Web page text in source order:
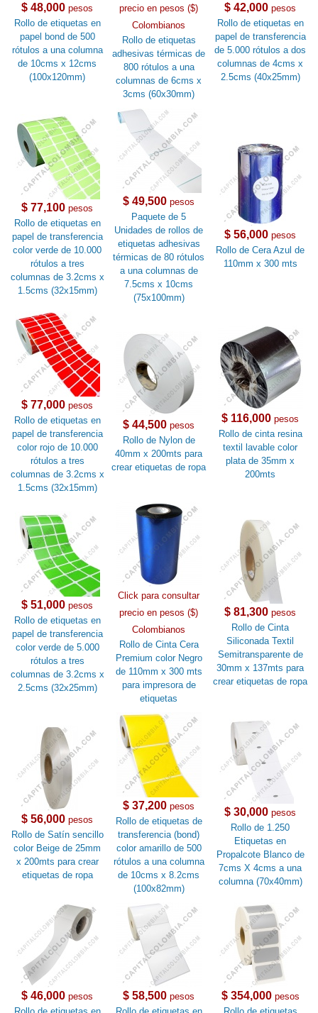
$ 48,000 pesos
Rollo de etiquetas en
papel bond de 500
rótulos a una columna
de 10cms x 12cms
(100x120mm)
precio en pesos ($)
Colombianos
Rollo de etiquetas
adhesivas térmicas de
800 rótulos a una
columnas de 6cms x
3cms (60x30mm)
$ 42,000 pesos
Rollo de etiquetas en
papel de transferencia
de 5.000 rótulos a dos
columnas de 4cms x
2.5cms (40x25mm)
$ 77,100 pesos
Rollo de etiquetas en
papel de transferencia
color verde de 10.000
rótulos a tres
columnas de 3.2cms x
1.5cms (32x15mm)
$ 49,500 pesos
Paquete de 5
Unidades de rollos de
etiquetas adhesivas
térmicas de 80 rótulos
a una columnas de
7.5cms x 10cms
(75x100mm)
$ 56,000 pesos
Rollo de Cera Azul de
110mm x 300 mts
$ 77,000 pesos
Rollo de etiquetas en
papel de transferencia
color rojo de 10.000
rótulos a tres
columnas de 3.2cms x
1.5cms (32x15mm)
$ 44,500 pesos
Rollo de Nylon de
40mm x 200mts para
crear etiquetas de ropa
$ 116,000 pesos
Rollo de cinta resina
textil lavable color
plata de 35mm x
200mts
$ 51,000 pesos
Rollo de etiquetas en
papel de transferencia
color verde de 5.000
rótulos a tres
columnas de 3.2cms x
2.5cms (32x25mm)
Click para consultar
precio en pesos ($)
Colombianos
Rollo de Cinta Cera
Premium color Negro
de 110mm x 300 mts
para impresora de
etiquetas
$ 81,300 pesos
Rollo de Cinta
Siliconada Textil
Semitransparente de
30mm x 137mts para
crear etiquetas de ropa
$ 56,000 pesos
Rollo de Satín sencillo
color Beige de 25mm
x 200mts para crear
etiquetas de ropa
$ 37,200 pesos
Rollo de etiquetas de
transferencia (bond)
color amarillo de 500
rótulos a una columna
de 10cms x 8.2cms
(100x82mm)
$ 30,000 pesos
Rollo de 1.250
Etiquetas en
Propalcote Blanco de
7cms X 4cms a una
columna (70x40mm)
$ 46,000 pesos
$ 58,500 pesos
$ 354,000pesos